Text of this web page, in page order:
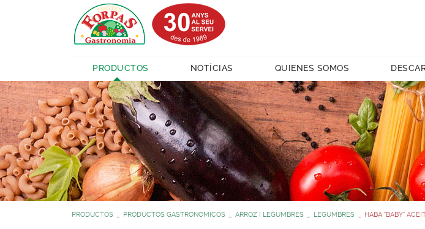
PRODUCTOS NOTÍCIAS QUIENES SOMOS
PRODUCTOS PRODUCTOS GASTRONOMICOS ARROZ I LEGUMBRES LEGUMBRES HABA "BABY"